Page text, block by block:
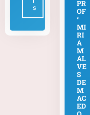
s
PR
OF
ª
MI
RI
A
M
AL
VE
S
DE
M
AC
ED